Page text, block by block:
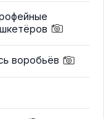
воробьёв